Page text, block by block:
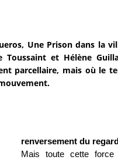
Une Prison dans la
Toussaint et Hélène
parcellaire, mais où le
renversement du regard
Mais toute cette